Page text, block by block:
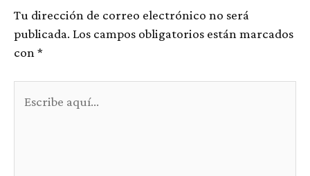
Tu dirección de correo electrónico no será
publicada. Los campos obligatorios están marcados
con *
aquí...